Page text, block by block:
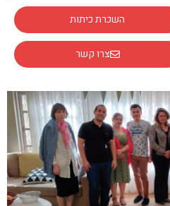
השכרת כיתות
צרו קשר